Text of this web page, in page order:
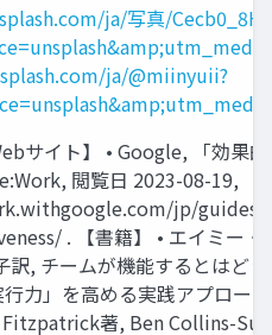
ja/写真/
ja/@miinyuii?
サイト】 • Google, 「効果
閲覧日 2023-08-19,
jp/guides/
. 【書籍】 • エイミー・
訳, チームが機能するとはど
力」を高める実践アプロー
Fitzpatrick著, Ben Collins-